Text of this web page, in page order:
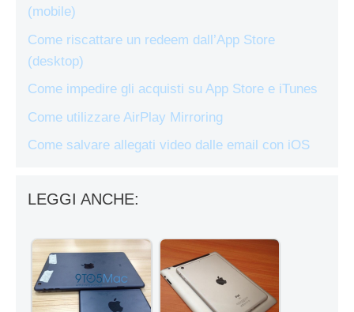
(mobile)
Come riscattare un redeem dall’App Store
(desktop)
Come impedire gli acquisti su App Store e iTunes
Come utilizzare AirPlay Mirroring
Come salvare allegati video dalle email con iOS
LEGGI ANCHE: